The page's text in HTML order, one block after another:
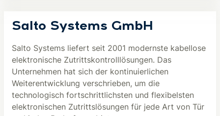
Salto Systems GmbH
Salto Systems liefert seit 2001 modernste kabellose
elektronische Zutrittskontrolllösungen. Das
Unternehmen hat sich der kontinuierlichen
Weiterentwicklung verschrieben, um die
technologisch fortschrittlichsten und flexibelsten
elektronischen Zutrittslösungen für jede Art von Tür